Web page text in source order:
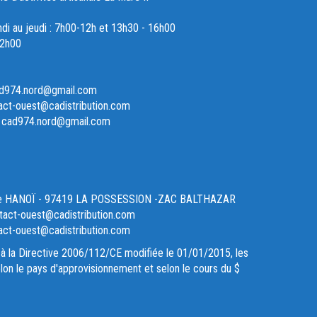
au jeudi : 7h00-12h et 13h30 - 16h00
ouest@cadistribution.com
- 97419 LA POSSESSION -ZAC BALTHAZAR
ouest@cadistribution.com
ouest@cadistribution.com
la Directive 2006/112/CE modifiée le 01/01/2015, les
le pays d'approvisionnement et selon le cours du $